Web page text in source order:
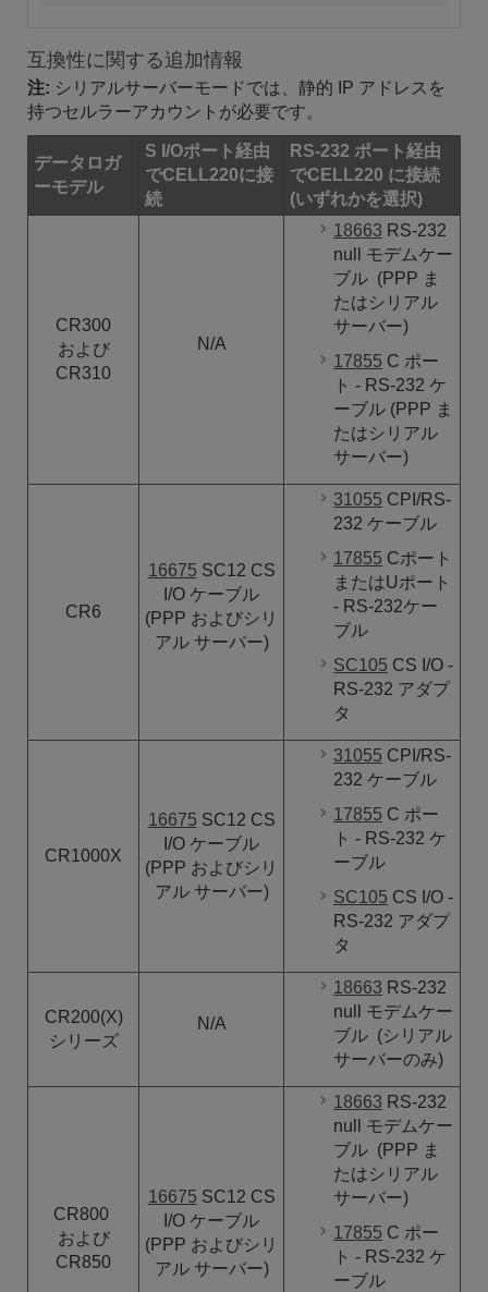
互換性に関する追加情報
注: シリアルサーバーモードでは、静的 IP アドレスを
持つセルラーアカウントが必要です。
データロガ
ーモデル
S I/Oポート経由
でCELL220に接
続
RS-232 ポート経由
でCELL220 に接続
(いずれかを選択)
CR300
および
CR310
N/A
18663 RS-232
null モデムケー
ブル (PPP ま
たはシリアル
サーバー)
17855 C ポー
ト - RS-232 ケ
ーブル (PPP ま
たはシリアル
サーバー)
CR6
16675 SC12 CS
I/O ケーブル
(PPP およびシリ
アル サーバー)
31055 CPI/RS-
232 ケーブル
17855 Cポート
またはUポート
- RS-232ケー
ブル
SC105 CS I/O -
RS-232 アダプ
タ
CR1000X
16675 SC12 CS
I/O ケーブル
(PPP およびシリ
アル サーバー)
31055 CPI/RS-
232 ケーブル
17855 C ポー
ト - RS-232 ケ
ーブル
SC105 CS I/O -
RS-232 アダプ
タ
CR200(X)
シリーズ
N/A
18663 RS-232
null モデムケー
ブル (シリアル
サーバーのみ)
CR800
および
CR850
16675 SC12 CS
I/O ケーブル
(PPP およびシリ
アル サーバー)
18663 RS-232
null モデムケー
ブル (PPP ま
たはシリアル
サーバー)
17855 C ポー
ト - RS-232 ケ
ーブル